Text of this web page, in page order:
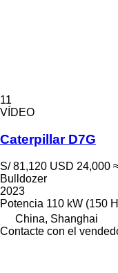
11
VÍDEO
Caterpillar D7G
S/ 81,120 USD 24,000
Bulldozer
2023
Potencia 110 kW (150
China, Shanghai
Contacte con el